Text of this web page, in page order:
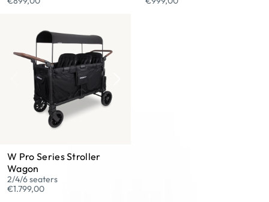
W Pro Series Stroller
Wagon
2/4/6 seaters
€1.799,00